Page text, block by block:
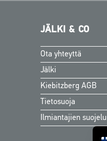
JÄLKI & CO
Ota yhteyttä
Jälki
Kiebitzberg AGB
Tietosuoja
Ilmiantajien suojelu